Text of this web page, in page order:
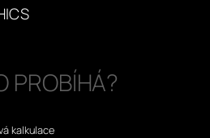
PROBÍHÁ?
kalkulace